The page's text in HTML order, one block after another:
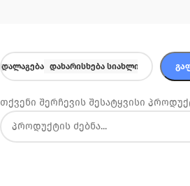
ᲓᲐᲚᲐᲒᲔᲑᲐ დახარისხება სიახლით
თქვენი შერჩევის შესატყვისი